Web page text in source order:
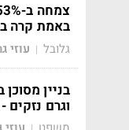
באמת קרה
גלובל | עוזי
וגרם